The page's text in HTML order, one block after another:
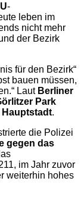
-
leben im
nicht mehr
der Bezirk
für den Bezirk“
bauen müssen,
Laut Berliner
Park
.
die Polizei
gegen das
im Jahr zuvor
weiterhin hohes